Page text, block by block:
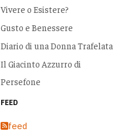
Vivere o Esistere?
Gusto e Benessere
Diario di una Donna Trafelata
Il Giacinto Azzurro di
Persefone
FEED
feed